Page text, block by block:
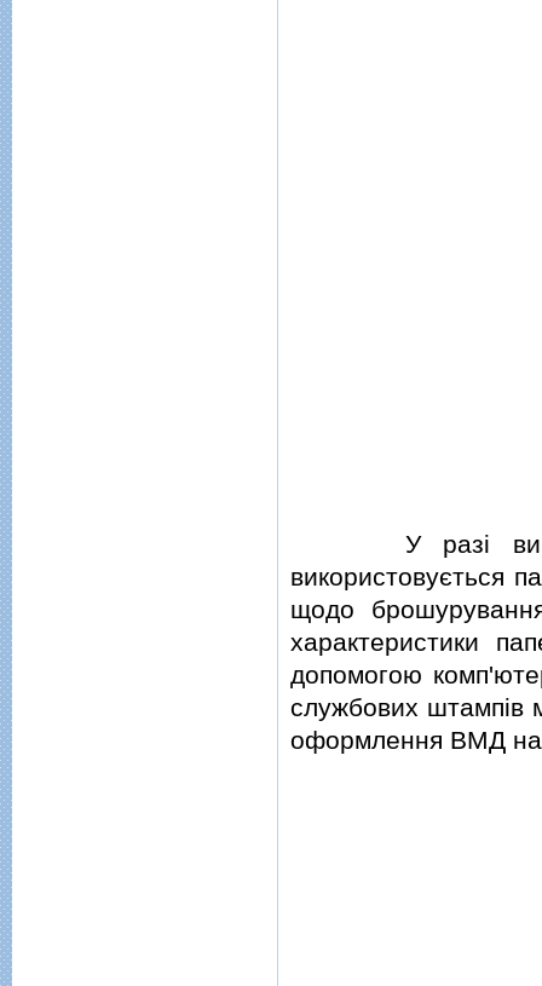
У разi
використовується
щодо
характеристики
допомогою
службових штампiв
оформлення ВМД на